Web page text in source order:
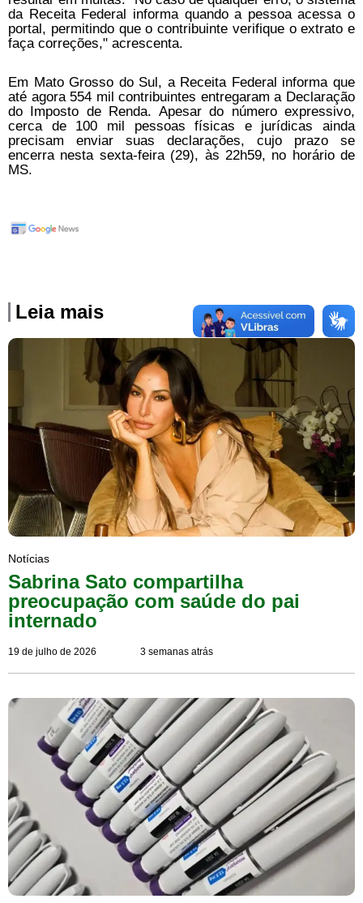
da Receita Federal informa quando a pessoa acessa o
portal, permitindo que o contribuinte verifique o extrato e
faça correções," acrescenta.
Em Mato Grosso do Sul, a Receita Federal informa que
até agora 554 mil contribuintes entregaram a Declaração
do Imposto de Renda. Apesar do número expressivo,
cerca de 100 mil pessoas físicas e jurídicas ainda
precisam enviar suas declarações, cujo prazo se
encerra nesta sexta-feira (29), às 22h59, no horário de
MS.
Leia mais
Notícias
Sabrina Sato compartilha
preocupação com saúde do pai
internado
19 de julho de 2026 3 semanas atrás